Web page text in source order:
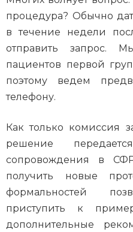
процедура? Обычно
в течение недели
отправить запрос.
пациентов первой
поэтому ведем
телефону.
Как только комиссия
решение
сопровождения в
получить новые
формальностей
приступить к
дополнительные